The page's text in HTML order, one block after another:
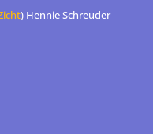
) Hennie Schreuder